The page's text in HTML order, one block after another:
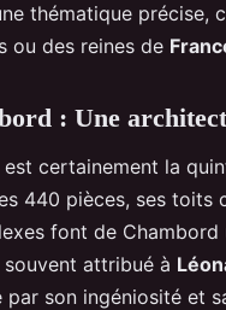
thématique précise,
ou des reines de
: Une
est certainement la
440 pièces, ses toits
font de
souvent attribué à
son ingéniosité et